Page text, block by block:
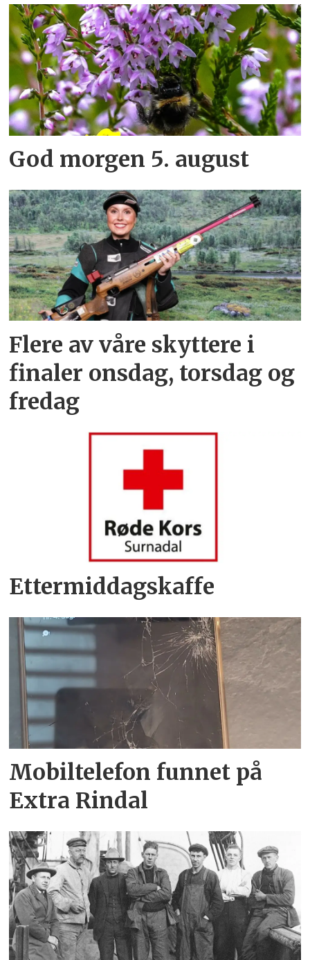
God morgen 5. august
Flere av våre skyttere i
finaler onsdag, torsdag og
fredag
Ettermiddagskaffe
Mobiltelefon funnet på
Extra Rindal